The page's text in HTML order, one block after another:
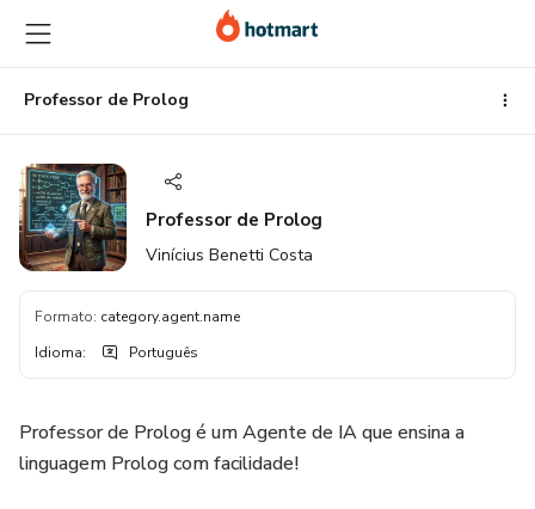
para
o
conteúdo
principal
para
o
pagamento
para
o
rodapé
Professor de Prolog
Professor de Prolog
Vinícius Benetti Costa
Formato: category.agent.name
Idioma: Português
Professor de Prolog é um Agente de IA que ensina a
linguagem Prolog com facilidade!